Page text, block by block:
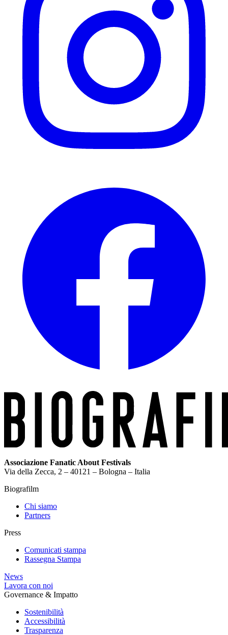
Associazione Fanatic About Festivals
Via della Zecca, 2 – 40121 – Bologna – Italia
Biografilm
Chi siamo
Partners
Press
Comunicati stampa
Rassegna Stampa
News
Lavora con noi
Governance & Impatto
Sostenibilità
Accessibilità
Trasparenza